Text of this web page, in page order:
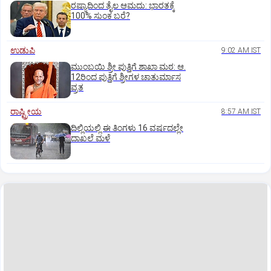
ರಷ್ಯಾದಿಂದ ತೈಲ ಆಮದು: ಭಾರತಕ್ಕೆ
100% ಸುಂಕ ಬರೆ?
ಉಡುಪಿ 9:02 AM IST
ಮುಂಬಯಿ ಶ್ರೀ ಪುತ್ತಿಗೆ ಶಾಖಾ ಮಠ: ಆ.
12ರಿಂದ ಪುತ್ತಿಗೆ ಶ್ರೀಗಳ ಚಾತುರ್ಮಾಸ
ವ್ರತ
ರಾಷ್ಟ್ರೀಯ 8:57 AM IST
ದಿಲ್ಲಿಯಲ್ಲಿ ಈ ತಿಂಗಳು 16 ವರ್ಷದಲ್ಲೇ
ದಾಖಲೆ ಮಳೆ